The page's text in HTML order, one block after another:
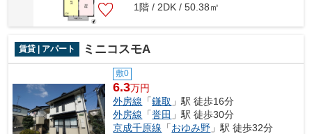
1階 / 2DK / 50.38㎡
賃貸 | アパート ミニコスモA
敷0
6.3万円
外房線 「鎌取 」駅 徒歩16分
外房線 「誉田 」駅 徒歩30分
京成千原線 「おゆみ野 」駅 徒歩32分